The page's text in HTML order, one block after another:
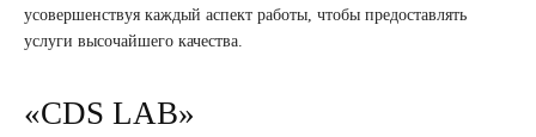
усовершенствуя каждый аспект работы, чтобы предоставлять
услуги высочайшего качества.
«CDS LAB»